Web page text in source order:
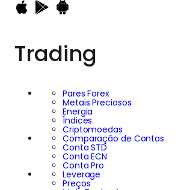
Trading
Pares Forex
Metais Preciosos
Energia
Índices
Criptomoedas
Comparação de Contas
Conta STD
Conta ECN
Conta Pro
Leverage
Preços